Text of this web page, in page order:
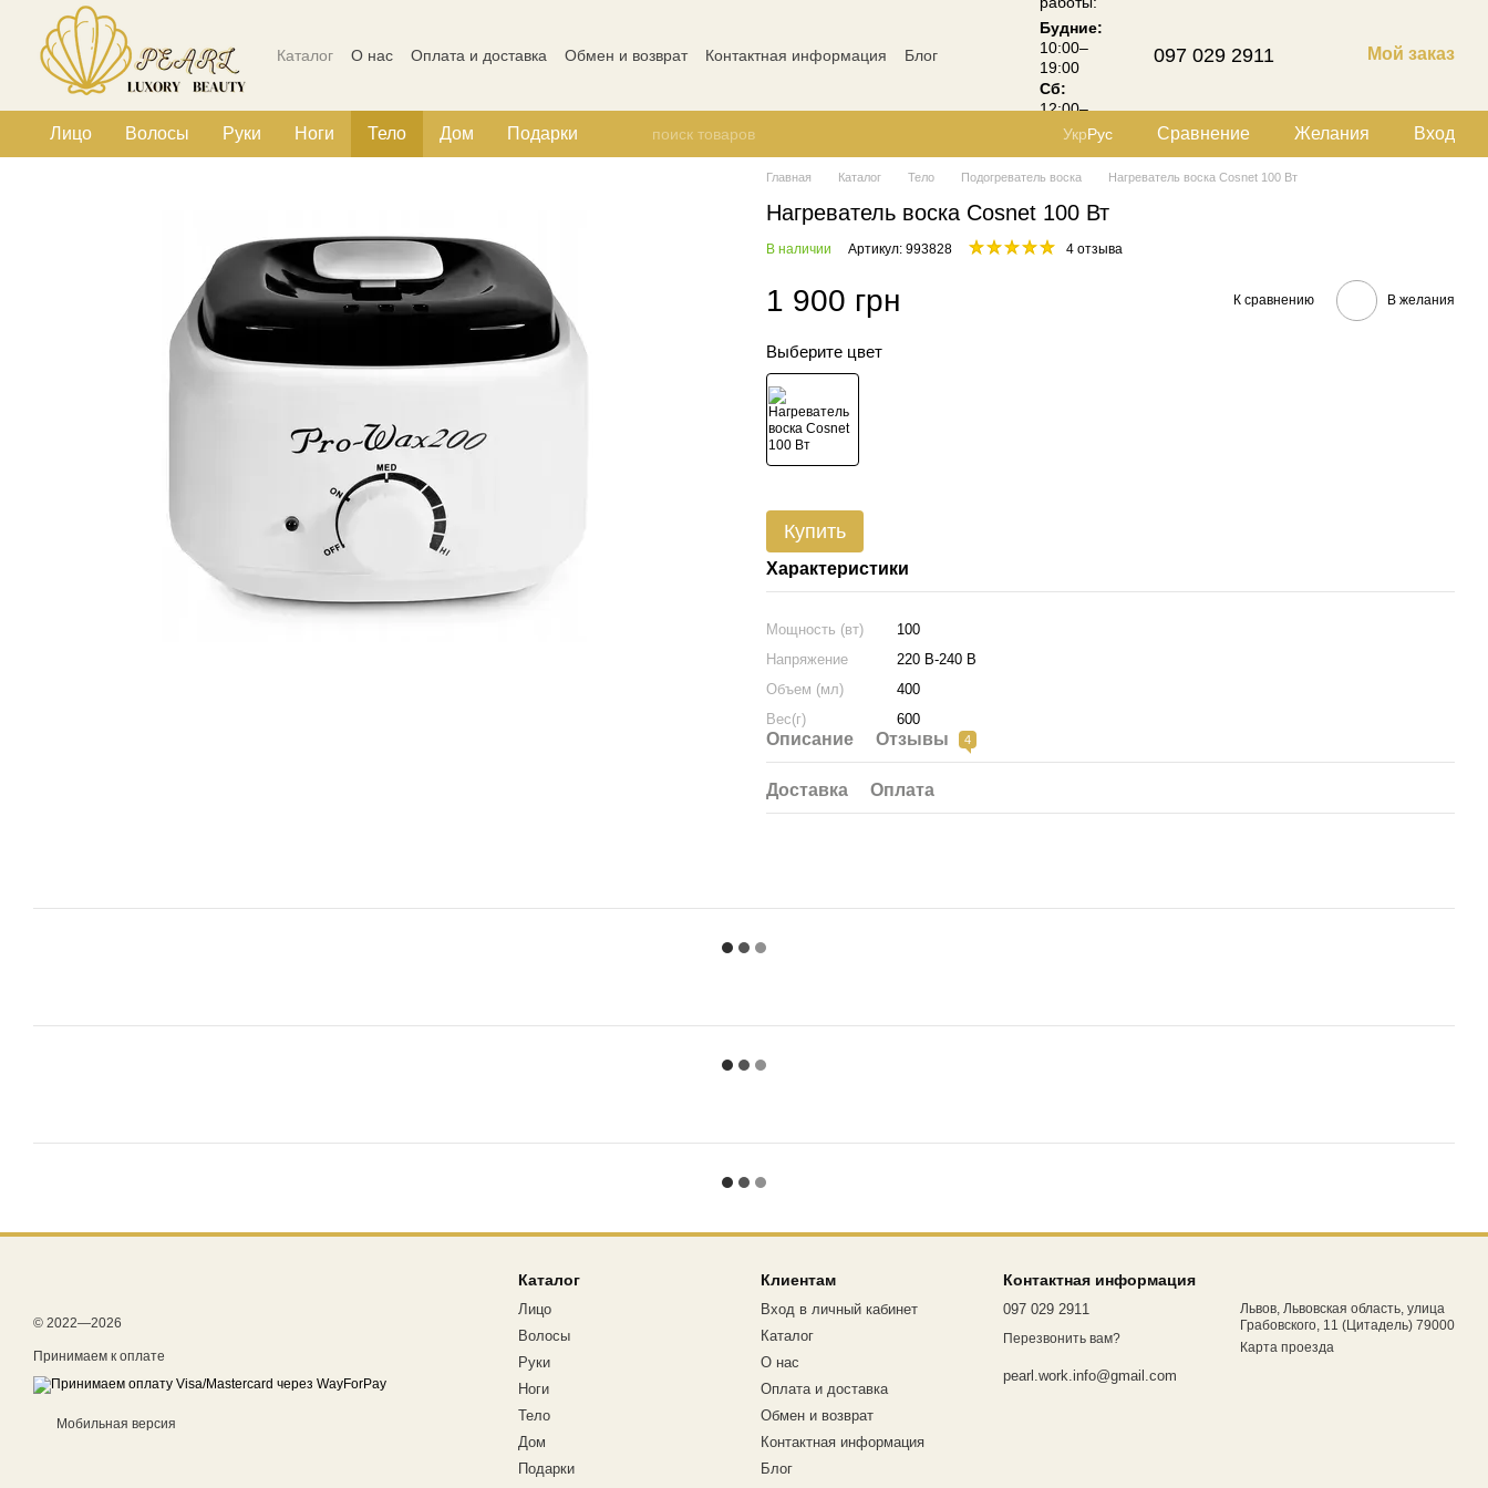
Перейти к основному контенту
Каталог О нас Оплата и доставка Обмен и возврат Контактная информация
Блог
Будние:
10:00–
19:00
Сб:
12:00–
18:00
097 029 2911 Мой заказ
Лицо Волосы Руки Ноги Тело Дом Подарки УкрРус Сравнение Желания Вход
Главная Каталог Тело Подогреватель воска Нагреватель воска Cosnet 100 Вт
Нагреватель воска Cosnet 100 Вт
В наличии Артикул: 993828 4 отзыва
1 900 грн К сравнению В желания
Выберите цвет
Купить
Характеристики
Мощность (вт)
100
Напряжение
220 В-240 В
Объем (мл)
400
Вес(г)
600
Описание Отзывы 4
Доставка Оплата
© 2022—2026
Принимаем к оплате
Мобильная версия
Каталог
Лицо
Волосы
Руки
Ноги
Тело
Дом
Подарки
Клиентам
Вход в личный кабинет
Каталог
О нас
Оплата и доставка
Обмен и возврат
Контактная информация
Блог
Контактная информация
097 029 2911
Перезвонить вам?
pearl.work.info@gmail.com
Львов, Львовская область, улица
Грабовского, 11 (Цитадель) 79000
Карта проезда